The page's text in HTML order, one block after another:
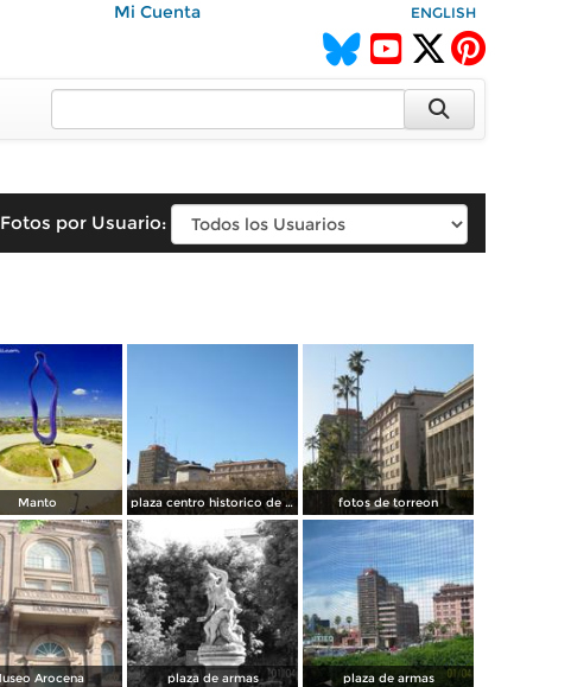
Mi Cuenta ENGLISH
Fotos por Usuario:
Manto plaza centro historico de torreon fotos de torreon
Arocena plaza de armas plaza de armas